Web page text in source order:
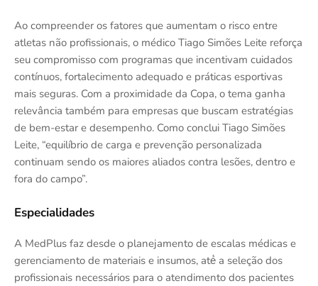
Ao compreender os fatores que aumentam o risco entre
atletas não profissionais, o médico Tiago Simões Leite reforça
seu compromisso com programas que incentivam cuidados
contínuos, fortalecimento adequado e práticas esportivas
mais seguras. Com a proximidade da Copa, o tema ganha
relevância também para empresas que buscam estratégias
de bem-estar e desempenho. Como conclui Tiago Simões
Leite, “equilíbrio de carga e prevenção personalizada
continuam sendo os maiores aliados contra lesões, dentro e
fora do campo”.
Especialidades
A MedPlus faz desde o planejamento de escalas médicas e
gerenciamento de materiais e insumos, até́ a seleção dos
profissionais necessários para o atendimento dos pacientes